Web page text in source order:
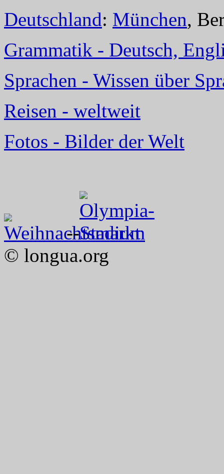
Deutschland: München,
Grammatik - Deutsch,
Sprachen - Wissen über
Reisen - weltweit
Fotos - Bilder der Welt
--
© longua.org